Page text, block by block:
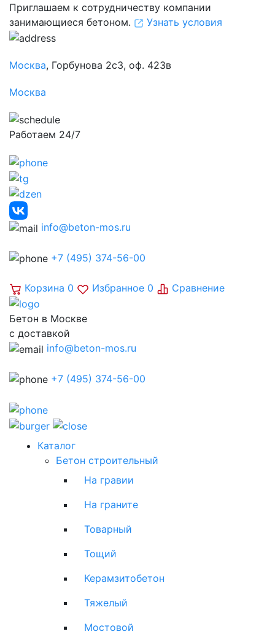
Приглашаем к сотрудничеству компании
занимающиеся бетоном.
Узнать условия
Москва, Горбунова 2с3, оф. 423в
Москва
Работаем 24/7
info@beton-mos.ru
+7 (495) 374-56-00
Корзина 0 Избранное 0 Сравнение
Бетон в Москве
с доставкой
info@beton-mos.ru
+7 (495) 374-56-00
Каталог
Бетон строительный
На гравии
На граните
Товарный
Тощий
Керамзитобетон
Тяжелый
Мостовой